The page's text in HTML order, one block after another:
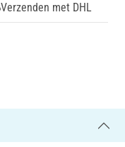
Verzenden met DHL